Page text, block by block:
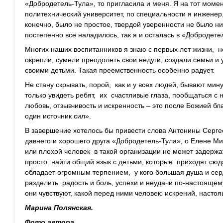
«Добродетель-Тула», то пригласила и меня. Я на тот
политехнический университет, по специальности я
конечно, было не простое, твердой уверенности не было
постепенно все наладилось, так я и осталась в
Многих наших воспитанников я знаю с первых лет жизни,
окрепли, сумели преодолеть свои недуги, создали семьи и
своими детьми. Такая преемственность особенно радует.
Не стану скрывать, порой, как и у всех людей, бывают
только увидеть ребят, их счастливые глаза, пообщаться с
любовь, отзывчивость и искренность – это после Божией
один источник сил».
В завершение хотелось бы привести слова Антонины
давнего и хорошего друга «Добродетель-Тула», о Елене
или плохой человек в такой организации не может
просто: найти общий язык с детьми, которые приходят
обладает огромным терпением, у кого большая душа и
разделить радость и боль, успехи и неудачи по-
они чувствуют, какой перед ними человек: искрений,
Марина Полянская.